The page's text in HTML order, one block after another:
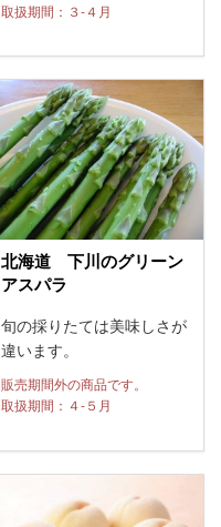
取扱期間：３-４月
北海道 下川のグリーン
アスパラ
旬の採りたては美味しさが
違います。
販売期間外の商品です。
取扱期間：４-５月